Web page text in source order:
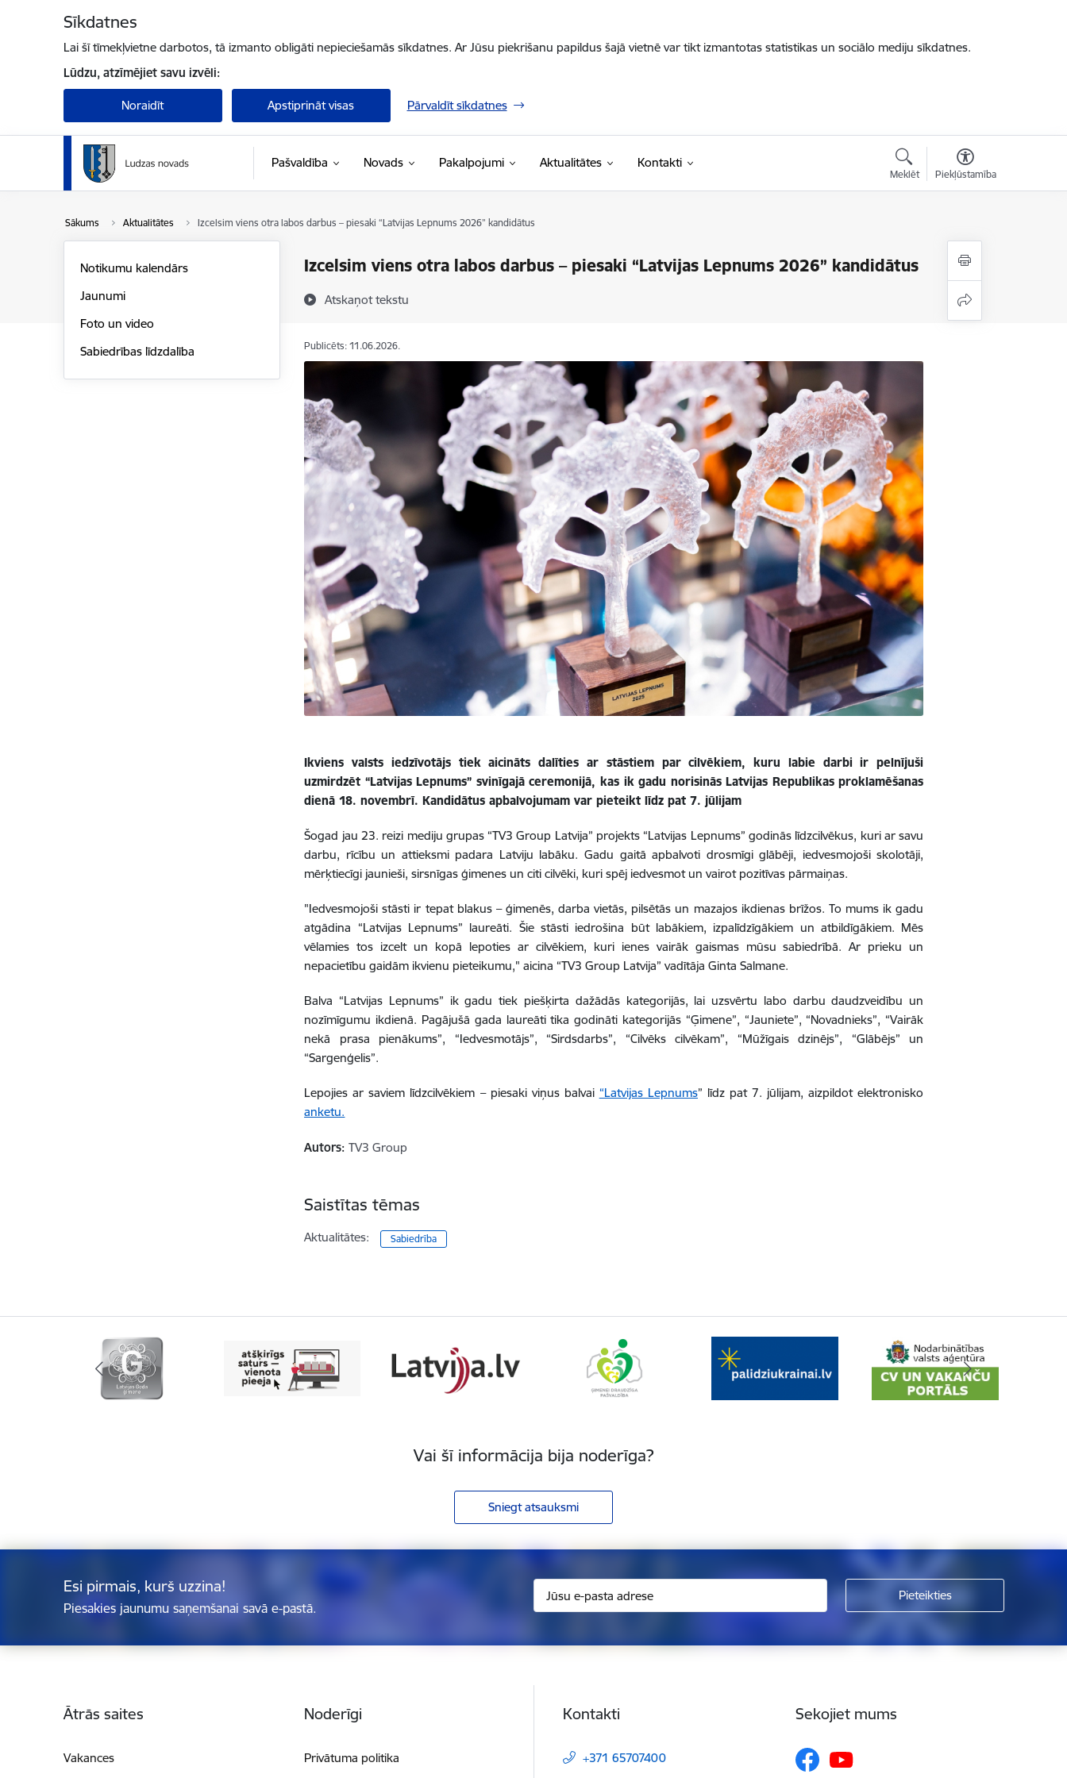
Sīkdatnes
Lai šī tīmekļvietne darbotos, tā izmanto obligāti nepieciešamās sīkdatnes. Ar Jūsu piekrišanu papildus šajā vietnē var tikt izmantotas statistikas un sociālo mediju sīkdatnes.
Lūdzu, atzīmējiet savu izvēli:
Noraidīt Apstiprināt visas Pārvaldīt sīkdatnes
Pašvaldība Novads Pakalpojumi Aktualitātes Kontakti
Meklēt Piekļūstamība
Sākums Aktualitātes Izcelsim viens otra labos darbus – piesaki “Latvijas Lepnums 2026” kandidātus
Izcelsim viens otra labos darbus – piesaki “Latvijas Lepnums 2026” kandidātus
Atskaņot tekstu
Notikumu kalendārs
Jaunumi
Foto un video
Sabiedrības līdzdalība
Publicēts: 11.06.2026.
Ikviens valsts iedzīvotājs tiek aicināts dalīties ar stāstiem par cilvēkiem, kuru labie darbi ir pelnījuši
uzmirdzēt “Latvijas Lepnums” svinīgajā ceremonijā, kas ik gadu norisinās Latvijas Republikas proklamēšanas
dienā 18. novembrī. Kandidātus apbalvojumam var pieteikt līdz pat 7. jūlijam
Šogad jau 23. reizi mediju grupas “TV3 Group Latvija” projekts “Latvijas Lepnums” godinās līdzcilvēkus, kuri ar savu
darbu, rīcību un attieksmi padara Latviju labāku. Gadu gaitā apbalvoti drosmīgi glābēji, iedvesmojoši skolotāji,
mērķtiecīgi jaunieši, sirsnīgas ģimenes un citi cilvēki, kuri spēj iedvesmot un vairot pozitīvas pārmaiņas.
"Iedvesmojoši stāsti ir tepat blakus – ģimenēs, darba vietās, pilsētās un mazajos ikdienas brīžos. To mums ik gadu
atgādina “Latvijas Lepnums” laureāti. Šie stāsti iedrošina būt labākiem, izpalīdzīgākiem un atbildīgākiem. Mēs
vēlamies tos izcelt un kopā lepoties ar cilvēkiem, kuri ienes vairāk gaismas mūsu sabiedrībā. Ar prieku un
nepacietību gaidām ikvienu pieteikumu," aicina “TV3 Group Latvija” vadītāja Ginta Salmane.
Balva “Latvijas Lepnums” ik gadu tiek piešķirta dažādās kategorijās, lai uzsvērtu labo darbu daudzveidību un
nozīmīgumu ikdienā. Pagājušā gada laureāti tika godināti kategorijās “Ģimene”, “Jauniete”, “Novadnieks”, “Vairāk
nekā prasa pienākums”, “Iedvesmotājs”, “Sirdsdarbs”, “Cilvēks cilvēkam”, “Mūžīgais dzinējs”, “Glābējs” un
“Sargenģelis”.
Lepojies ar saviem līdzcilvēkiem – piesaki viņus balvai “Latvijas Lepnums” līdz pat 7. jūlijam, aizpildot elektronisko
anketu.
Autors: TV3 Group
Saistītas tēmas
Aktualitātes: Sabiedrība
Vai šī informācija bija noderīga?
Sniegt atsauksmi
Esi pirmais, kurš uzzina!
Piesakies jaunumu saņemšanai savā e-pastā.
Ātrās saites
Vakances
Noderīgi
Privātuma politika
Kontakti
+371 65707400
Sekojiet mums